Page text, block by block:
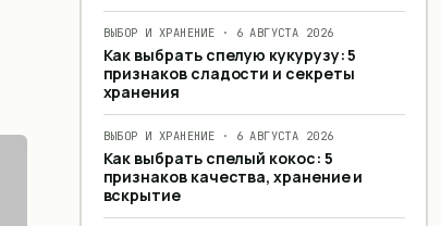
ВЫБОР И ХРАНЕНИЕ · 6 АВГУСТА 2026
Как выбрать спелую кукурузу: 5
признаков сладости и секреты
хранения
ВЫБОР И ХРАНЕНИЕ · 6 АВГУСТА 2026
Как выбрать спелый кокос: 5
признаков качества, хранение и
вскрытие